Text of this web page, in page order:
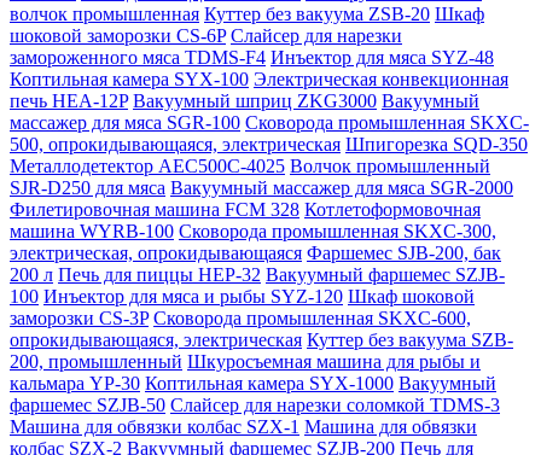
волчок промышленная Куттер без вакуума ZSB-20 Шкаф
шоковой заморозки CS-6P Слайсер для нарезки
замороженного мяса TDMS-F4 Инъектор для мяса SYZ-48
Коптильная камера SYX-100 Электрическая конвекционная
печь HEA-12P Вакуумный шприц ZKG3000 Вакуумный
массажер для мяса SGR-100 Сковорода промышленная SKXC-
500, опрокидывающаяся, электрическая Шпигорезка SQD-350
Металлодетектор AEC500C-4025 Волчок промышленный
SJR-D250 для мяса Вакуумный массажер для мяса SGR-2000
Филетировочная машина FCM 328 Котлетоформовочная
машина WYRB-100 Сковорода промышленная SKXC-300,
электрическая, опрокидывающаяся Фаршемес SJB-200, бак
200 л Печь для пиццы HEP-32 Вакуумный фаршемес SZJB-
100 Инъектор для мяса и рыбы SYZ-120 Шкаф шоковой
заморозки CS-3P Сковорода промышленная SKXC-600,
опрокидывающаяся, электрическая Куттер без вакуума SZB-
200, промышленный Шкуросъемная машина для рыбы и
кальмара YP-30 Коптильная камера SYX-1000 Вакуумный
фаршемес SZJB-50 Слайсер для нарезки соломкой TDMS-3
Машина для обвязки колбас SZX-1 Машина для обвязки
колбас SZX-2 Вакуумный фаршемес SZJB-200 Печь для